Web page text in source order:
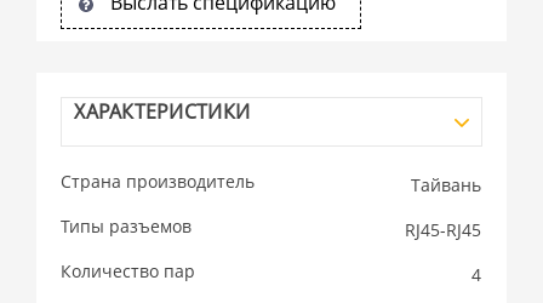
ХАРАКТЕРИСТИКИ
Страна производитель
Тайвань
Типы разъемов
RJ45-RJ45
Количество пар
4